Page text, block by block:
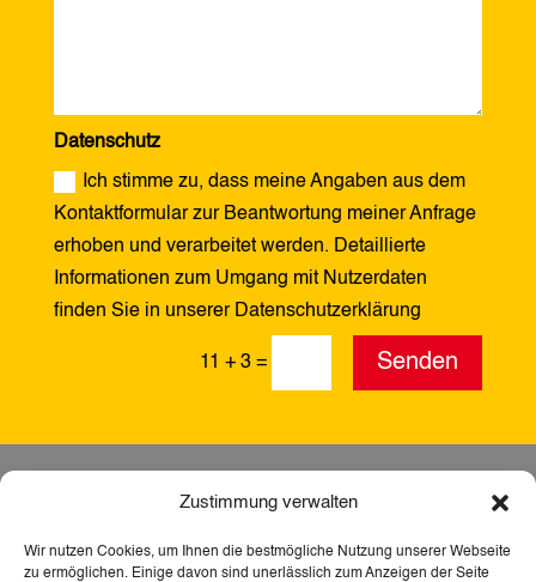
Zustimmung verwalten
Wir nutzen Cookies, um Ihnen die bestmögliche Nutzung unserer Webseite
zu ermöglichen. Einige davon sind unerlässlich zum Anzeigen der Seite
Datenschutz
Ich stimme zu, dass meine Angaben aus dem
Kontaktformular zur Beantwortung meiner Anfrage
erhoben und verarbeitet werden. Detaillierte
Informationen zum Umgang mit Nutzerdaten
finden Sie in unserer Datenschutzerklärung
11 + 3 = Senden